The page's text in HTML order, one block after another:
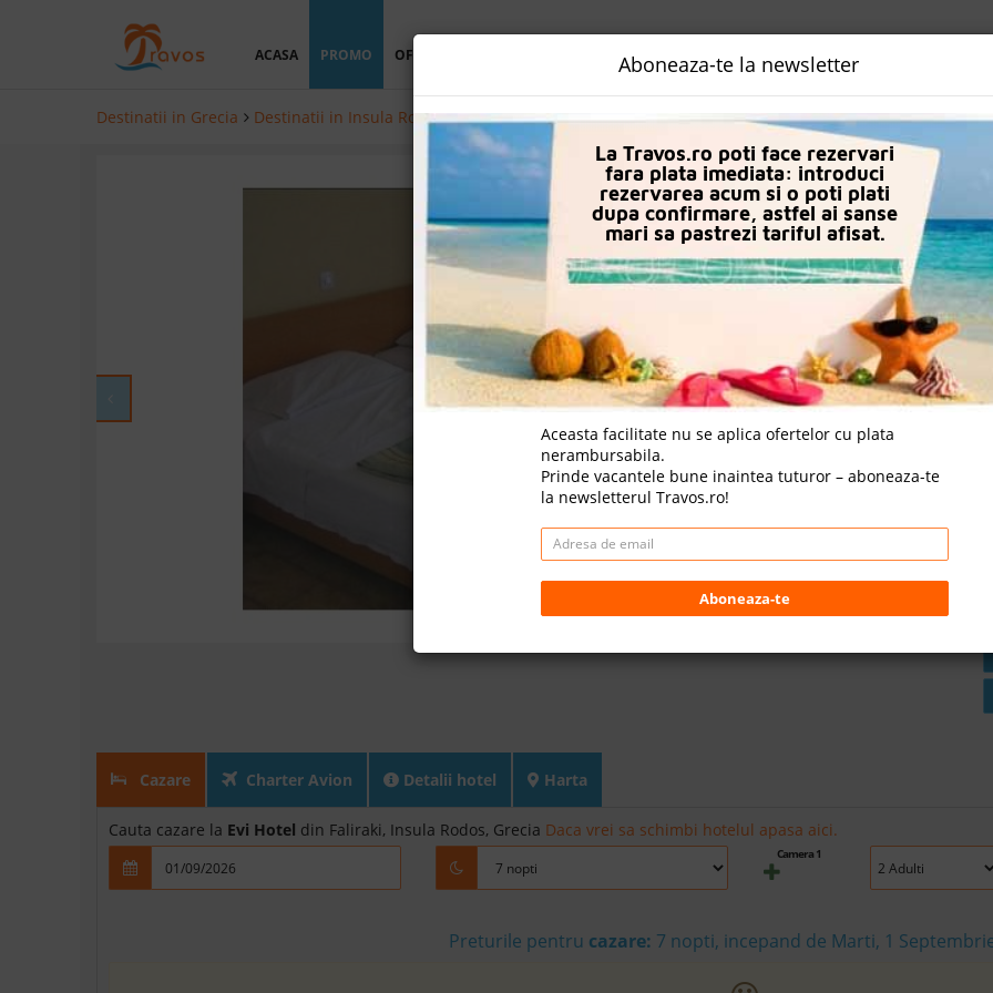
ACASA PROMO OFERTA PERSONALIZATA DESTINATII LOGIN
Destinatii in Grecia Destinatii in Insula Rodos Hoteluri in Faliraki Evi Hotel
Cazare Charter Avion Detalii hotel Harta
Cauta cazare la Evi Hotel din Faliraki, Insula Rodos, Grecia Daca vrei sa schimbi hotelul apasa aici.
Camera 1
Preturile pentru cazare: 7 nopti, incepand de Marti, 1
Aboneaza-te la newsletter
La Travos.ro poti face rezervari
fara plata imediata: introduci
rezervarea acum si o poti plati
dupa confirmare, astfel ai sanse
mari sa pastrezi tariful afisat.
Aceasta facilitate nu se aplica ofertelor cu plata
nerambursabila.
Prinde vacantele bune inaintea tuturor – aboneaza-te
la newsletterul Travos.ro!
Aboneaza-te